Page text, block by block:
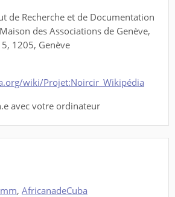
de Recherche et de Documentation
des Associations de Genève,
1205, Genève
wiki/Projet:Noircir_Wikipédia
avec votre ordinateur
, AfricanadeCuba